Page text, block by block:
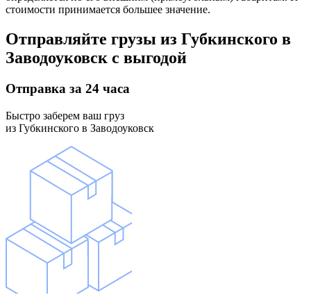
стоимости принимается большее значение.
Отправляйте грузы из Губкинского в
Заводоуковск с выгодой
Отправка за 24 часа
Быстро заберем ваш груз
из Губкинского в Заводоуковск